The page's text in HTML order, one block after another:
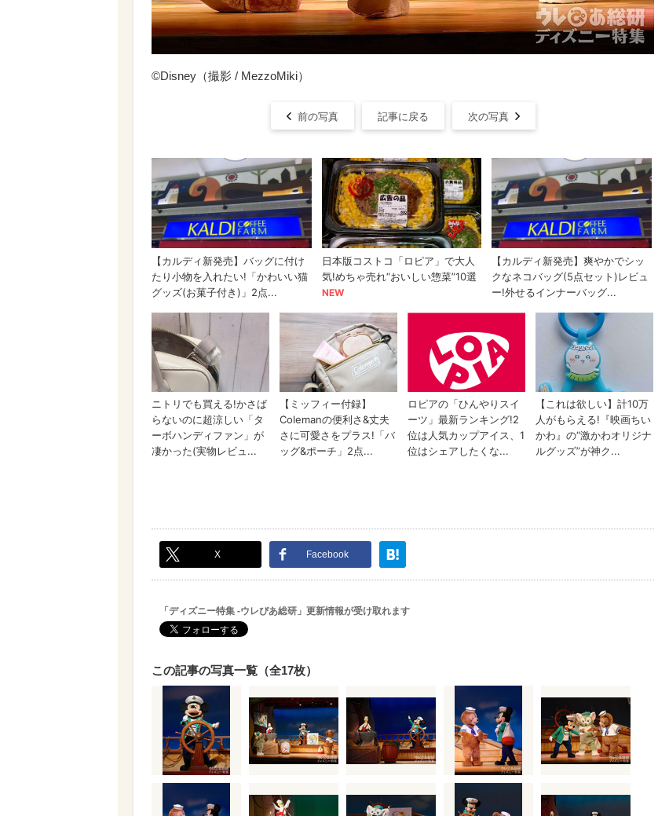
©Disney（撮影 / MezzoMiki）
前の写真 記事に戻る 次の写真
X Facebook
「ディズニー特集 -ウレぴあ総研」更新情報が受け取れます
この記事の写真一覧（全17枚）